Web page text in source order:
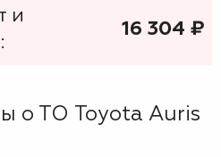
и
16 304 ₷
о ТО Toyota Auris